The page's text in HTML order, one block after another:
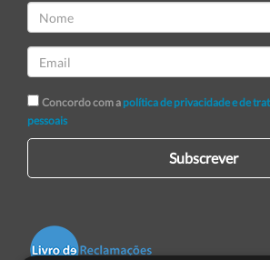
Concordo com a política de privacidade e de
pessoais
Subscrever